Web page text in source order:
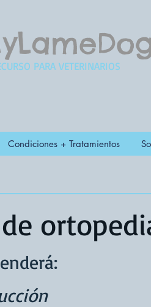
PARA VETERINARIOS
Condiciones + Tratamientos